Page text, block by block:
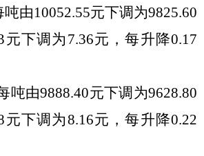
吨由10052.55元下调为9825.60
元下调 为 7.36元，每升降0.17
吨由9888.40元下调 为9628.80
元下调 为8.16元，每升降0.22